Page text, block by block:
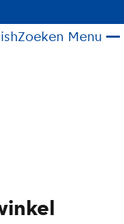
Zoeken Menu